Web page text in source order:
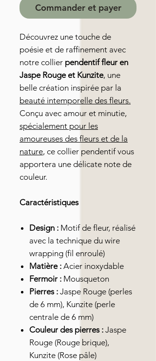
Commander et payer
Découvrez une touche de
poésie et de raffinement avec
notre collier pendentif fleur en
Jaspe Rouge et Kunzite, une
belle création inspirée par la
beauté intemporelle des fleurs.
Conçu avec amour et minutie,
spécialement pour les
amoureuses des fleurs et de la
nature, ce collier pendentif vous
apportera une délicate note de
couleur.
Caractéristiques
Design : Motif de fleur, réalisé
avec la technique du wire
wrapping (fil enroulé)
Matière : Acier inoxydable
Fermoir : Mousqueton
Pierres : Jaspe Rouge (perles
de 6 mm), Kunzite (perle
centrale de 6 mm)
Couleur des pierres : Jaspe
Rouge (Rouge brique),
Kunzite (Rose pâle)